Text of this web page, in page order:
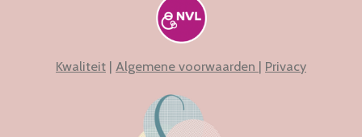
Kwaliteit | Algemene voorwaarden | Privacy